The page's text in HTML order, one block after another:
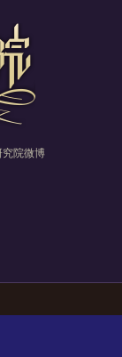
院微博